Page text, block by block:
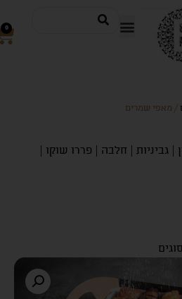
שמרים
| חלבה | פררו שוקו |